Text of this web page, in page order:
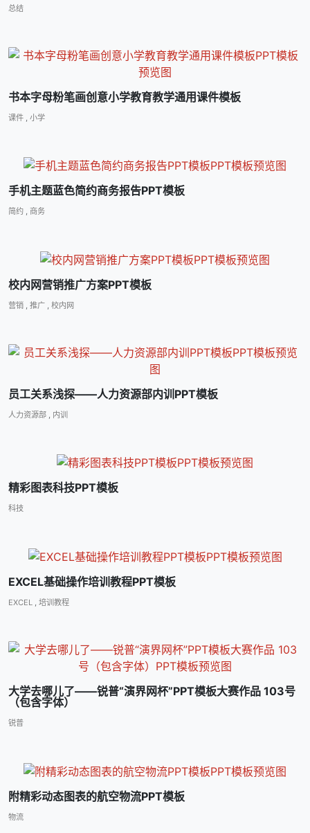
总结
书本字母粉笔画创意小学教育教学通用课件模板
课件 小学
手机主题蓝色简约商务报告PPT模板
简约 , 商务
校内网营销推广方案PPT模板
营销 , 推广 , 校内网
员工关系浅探――人力资源部内训PPT模板
人力资源部 , 内训
精彩图表科技PPT模板
科技
EXCEL基础操作培训教程PPT模板
EXCEL , 培训教程
大学去哪儿了――锐普“演界网杯”PPT模板大赛作品 103号
（包含字体）
锐普
附精彩动态图表的航空物流PPT模板
物流